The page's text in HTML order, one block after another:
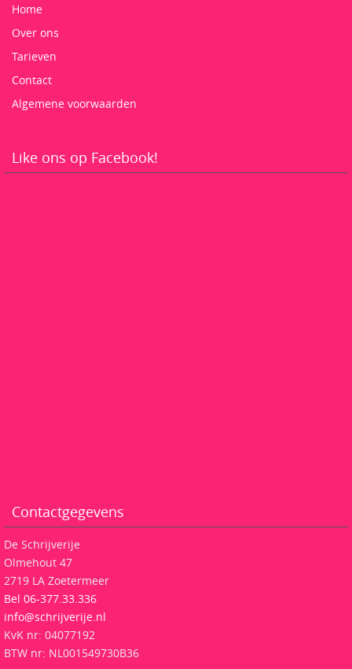
Home
Over ons
Tarieven
Contact
Algemene voorwaarden
Like ons op Facebook!
Contactgegevens
De Schrijverije
Olmehout 47
2719 LA Zoetermeer
Bel 06-377.33.336
info@schrijverije.nl
KvK nr: 04077192
BTW nr: NL001549730B36